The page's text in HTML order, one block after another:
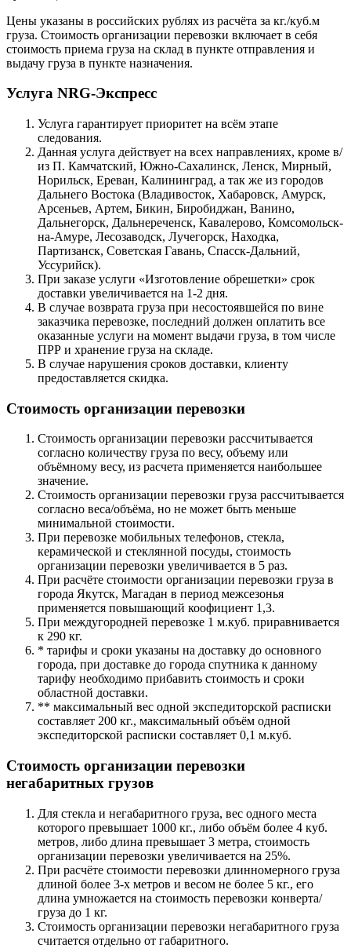
Цены указаны в российских рублях из расчёта за кг./куб.м
груза. Стоимость организации перевозки включает в себя
стоимость приема груза на склад в пункте отправления и
выдачу груза в пункте назначения.
Услуга NRG-Экспресс
Услуга гарантирует приоритет на всём этапе
следования.
Данная услуга действует на всех направлениях, кроме в/
из П. Камчатский, Южно-Сахалинск, Ленск, Мирный,
Норильск, Ереван, Калининград, а так же из городов
Дальнего Востока (Владивосток, Хабаровск, Амурск,
Арсеньев, Артем, Бикин, Биробиджан, Ванино,
Дальнегорск, Дальнереченск, Кавалерово, Комсомольск-
на-Амуре, Лесозаводск, Лучегорск, Находка,
Партизанск, Советская Гавань, Спасск-Дальний,
Уссурийск).
При заказе услуги «Изготовление обрешетки» срок
доставки увеличивается на 1-2 дня.
В случае возврата груза при несостоявшейся по вине
заказчика перевозке, последний должен оплатить все
оказанные услуги на момент выдачи груза, в том числе
ПРР и хранение груза на складе.
В случае нарушения сроков доставки, клиенту
предоставляется скидка.
Стоимость организации перевозки
Стоимость организации перевозки рассчитывается
согласно количеству груза по весу, объему или
объёмному весу, из расчета применяется наибольшее
значение.
Стоимость организации перевозки груза рассчитывается
согласно веса/объёма, но не может быть меньше
минимальной стоимости.
При перевозке мобильных телефонов, стекла,
керамической и стеклянной посуды, стоимость
организации перевозки увеличивается в 5 раз.
При расчёте стоимости организации перевозки груза в
города Якутск, Магадан в период межсезонья
применяется повышающий коофициент 1,3.
При междугородней перевозке 1 м.куб. приравнивается
к 290 кг.
* тарифы и сроки указаны на доставку до основного
города, при доставке до города спутника к данному
тарифу необходимо прибавить стоимость и сроки
областной доставки.
** максимальный вес одной экспедиторской расписки
составляет 200 кг., максимальный объём одной
экспедиторской расписки составляет 0,1 м.куб.
Стоимость организации перевозки
негабаритных грузов
Для стекла и негабаритного груза, вес одного места
которого превышает 1000 кг., либо объём более 4 куб.
метров, либо длина превышает 3 метра, стоимость
организации перевозки увеличивается на 25%.
При расчёте стоимости перевозки длинномерного груза
длиной более 3-х метров и весом не более 5 кг., его
длина умножается на стоимость перевозки конверта/
груза до 1 кг.
Стоимость организации перевозки негабаритного груза
считается отдельно от габаритного.